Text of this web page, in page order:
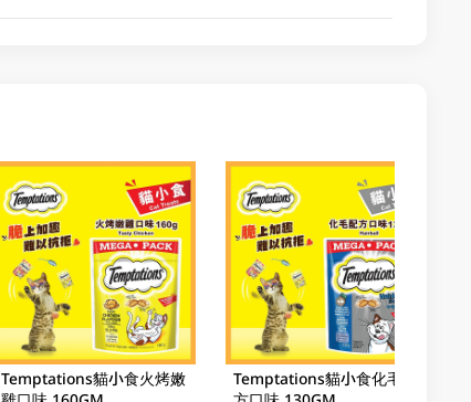
Temptations貓小食火烤嫩
Temptations貓小食化毛配